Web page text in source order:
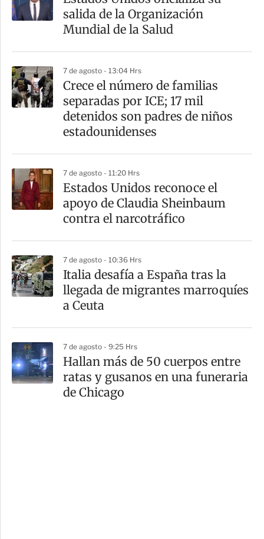
r
t
salida de la Organización
Mundial de la Salud
7 de agosto - 13:04 Hrs
Crece el número de familias
separadas por ICE; 17 mil
detenidos son padres de niños
estadounidenses
7 de agosto - 11:20 Hrs
Estados Unidos reconoce el
apoyo de Claudia Sheinbaum
contra el narcotráfico
7 de agosto - 10:36 Hrs
Italia desafía a España tras la
llegada de migrantes marroquíes
a Ceuta
7 de agosto - 9:25 Hrs
Hallan más de 50 cuerpos entre
ratas y gusanos en una funeraria
de Chicago